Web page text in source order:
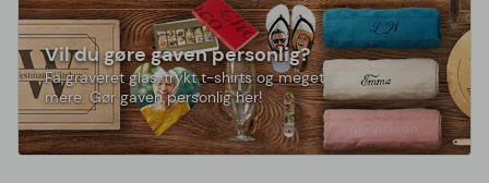
Vil du gøre gaven personlig?
Få graveret glas, trykt t-shirts og meget
mere. Gør gaven personlig her!